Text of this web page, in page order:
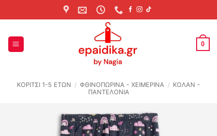
to
0
ΚΟΡΙΤΣΙ 1-5 ΕΤΩΝ / ΦΘΙΝΟΠΩΡΙΝΆ - ΧΕΙΜΕΡΙΝΆ / ΚΟΛΑΝ -
ΠΑΝΤΕΛΟΝΙΑ